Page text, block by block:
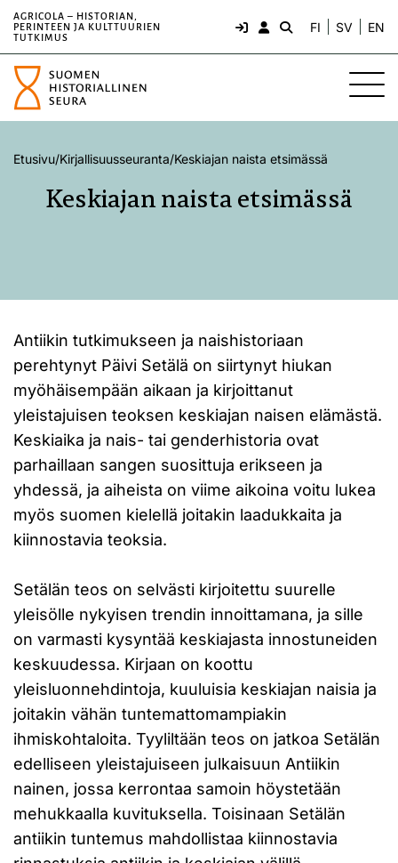
AGRICOLA – HISTORIAN,
PERINTEEN JA KULTTUURIEN
TUTKIMUS
FI SV EN
Etusivu/Kirjallisuusseuranta/Keskiajan naista etsimässä
Keskiajan naista etsimässä
Antiikin tutkimukseen ja naishistoriaan
perehtynyt Päivi Setälä on siirtynyt hiukan
myöhäisempään aikaan ja kirjoittanut
yleistajuisen teoksen keskiajan naisen elämästä.
Keskiaika ja nais- tai genderhistoria ovat
parhaillaan sangen suosittuja erikseen ja
yhdessä, ja aiheista on viime aikoina voitu lukea
myös suomen kielellä joitakin laadukkaita ja
kiinnostavia teoksia.
Setälän teos on selvästi kirjoitettu suurelle
yleisölle nykyisen trendin innoittamana, ja sille
on varmasti kysyntää keskiajasta innostuneiden
keskuudessa. Kirjaan on koottu
yleisluonnehdintoja, kuuluisia keskiajan naisia ja
joitakin vähän tuntemattomampiakin
ihmiskohtaloita. Tyyliltään teos on jatkoa Setälän
edelliseen yleistajuiseen julkaisuun Antiikin
nainen, jossa kerrontaa samoin höystetään
mehukkaalla kuvituksella. Toisinaan Setälän
antiikin tuntemus mahdollistaa kiinnostavia